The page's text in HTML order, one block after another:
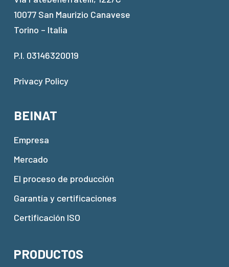
10077 San Maurizio Canavese
Torino – Italia
P.I. 03146320019
Privacy Policy
BEINAT
Empresa
Mercado
El proceso de producción
Garantía y certificaciones
Certificación ISO
PRODUCTOS